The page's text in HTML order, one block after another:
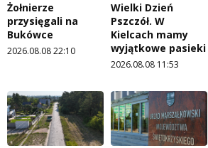
Żołnierze
przysięgali na
Bukówce
2026.08.08 22:10
Wielki Dzień
Pszczół. W
Kielcach mamy
wyjątkowe pasieki
2026.08.08 11:53